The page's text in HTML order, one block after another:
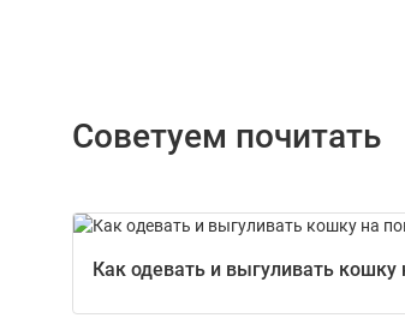
Советуем почитать
Как одевать и выгуливать кошку